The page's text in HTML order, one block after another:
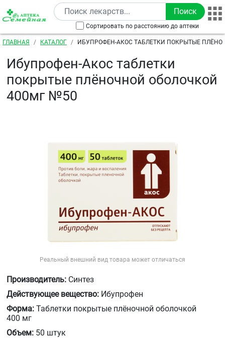
Перейти к основному содержанию
Сортировать по расстоянию до аптеки
Строка навигации
ГЛАВНАЯ КАТАЛОГ
ИБУПРОФЕН-АКОС ТАБЛЕТКИ ПОКРЫТЫЕ
Ибупрофен-Акос таблетки
покрытые плёночной оболочкой
400мг №50
Реальный внешний вид товара может отличаться
Производитель: Синтез
Действующее вещество: Ибупрофен
Форма: Таблетки покрытые плёночной оболочкой
400 мг
Объем: 50 штук